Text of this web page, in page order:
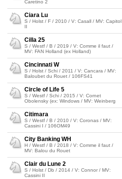
Caretino 2
Ciara Lu
S / Holst / F / 2010 / V: Casall / MV: Capitol
II
Cilla 25
S / Westf / B / 2019 / V: Comme il faut /
MV: FAN Holland (ex Holland)
Cincinnati W
S / Holst / Schi / 2011 / V: Cancara / MV:
Baloubet du Rouet / 106FS41
Circle of Life 5
S / Westf / Schi / 2015 / V: Cornet
Obolensky (ex: Windows / MV: Weinberg
Citimara
S / Westf / B / 2010 / V: Coronas / MV:
Cassini I / 106OM49
City Banking WH
H / Westf / B / 2018 / V: Comme il faut /
MV: Balou du Rouet
Clair du Lune 2
S / Holst / Db / 2014 / V: Connor / MV:
Cassini II